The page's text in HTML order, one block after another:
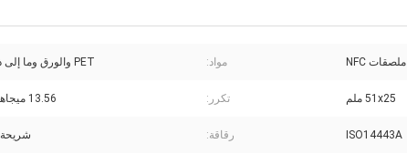
ملصقات NFC مواد: PET والورق وما إلى ذلك
51x25 ملم تكرر: 13.56 ميجاهرتز
ISO14443A رقاقة: شريحة HF